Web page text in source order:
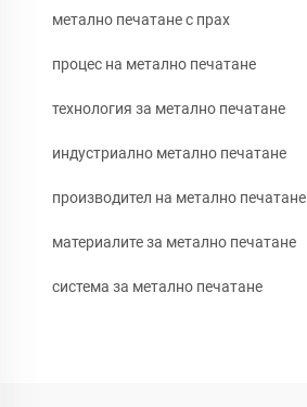
метално печатане с прах
процес на метално печатане
технология за метално печатане
индустриално метално печатане
производител на метално печатане
материалите за метално печатане
система за метално печатане